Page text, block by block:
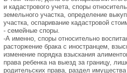
и кадастрового учета, споры
земельного участка, определение
участка, оспаривание кадастровой
- семейные споры.
-А именно, споры относительно
расторжение брака с иностранцем,
изменение порядка взыскания
права ребенка на выезд за границу,
родительских права, раздел имущества